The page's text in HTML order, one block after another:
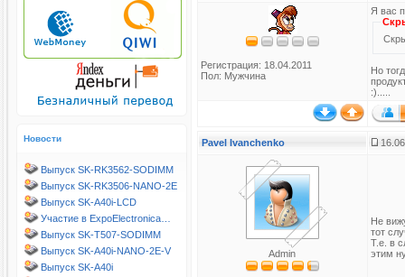
Новости
Выпуск SK-RK3562-SODIMM
Выпуск SK-RK3506-NANO-2E
Выпуск SK-A40i-LCD
Участие в ExpoElectronica…
Выпуск SK-T507-SODIMM
Выпуск SK-A40i-NANO-2E-V
Выпуск SK-A40i
Регистрация: 18.04.2011
Пол: Мужчина
Я вас
Но
:).....
Pavel Ivanchenko
Admin
Не
тот
Т.е. в
этим